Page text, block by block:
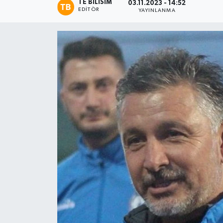
TE BILISIM
EDITÖR
03.11.2023 - 14:52
YAYINLANMA
Magazin
Etkinlikler